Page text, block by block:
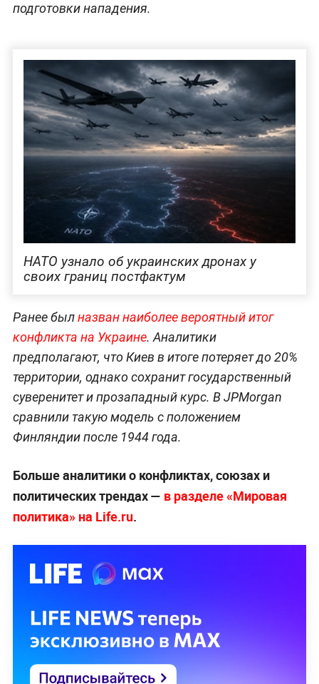
подготовки нападения.
НАТО узнало об украинских дронах у
своих границ постфактум
Ранее былназван наиболее вероятный итог
конфликта на Украине. Аналитики
предполагают, что Киев в итоге потеряет до 20%
территории, однако сохранит государственный
суверенитет и прозападный курс. В JPMorgan
сравнили такую модель с положением
Финляндии после 1944 года.
Больше аналитики о конфликтах, союзах и
политических трендах — в разделе «Мировая
политика» на Life.ru.